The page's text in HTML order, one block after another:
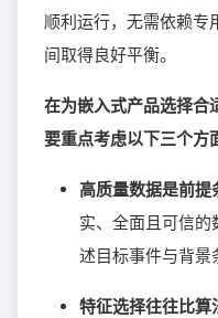
顺利运行，无需依赖专
间取得良好平衡。
在为嵌入式产品选择合
要重点考虑以下三个方
高质量数据是前提
实、全面且可信
述目标事件与背景
特征选择往往比算